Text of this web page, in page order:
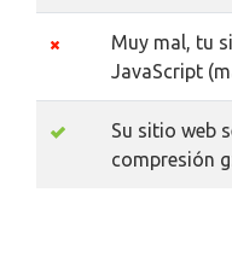
Muy mal, tu
JavaScript
Su sitio web
compresión